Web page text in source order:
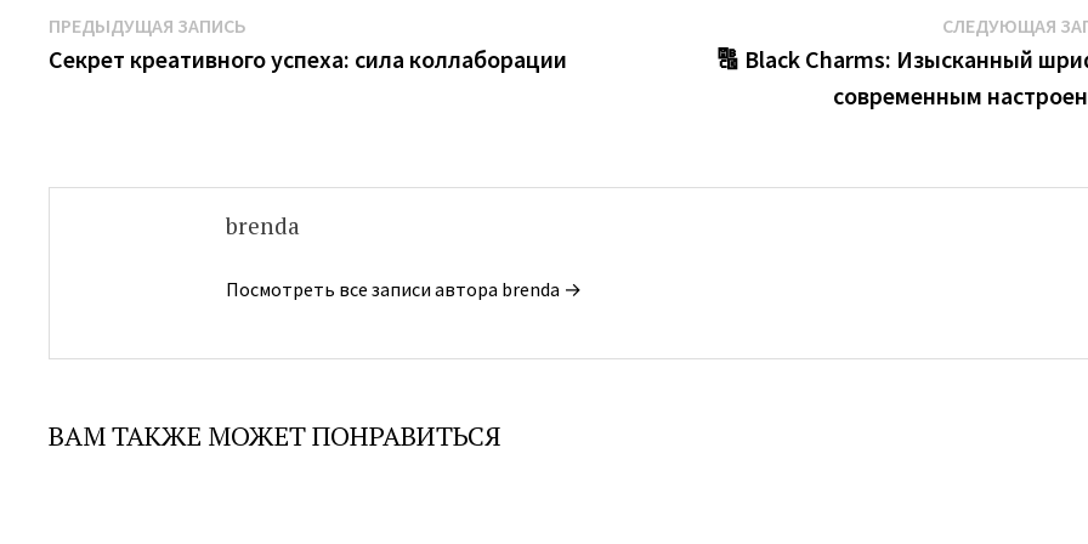
Навигация
по
ПРЕДЫДУЩАЯ ЗАПИСЬ
запись:
Секрет креативного успеха: сила коллаборации
СЛЕДУЮЩАЯ
🔠 Black Charms: Изысканный
современным
brenda
Посмотреть все записи автора brenda →
ВАМ ТАКЖЕ МОЖЕТ ПОНРАВИТЬСЯ